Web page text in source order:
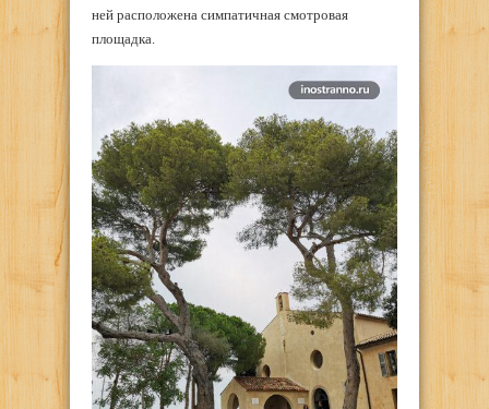
ней расположена симпатичная смотровая
площадка.